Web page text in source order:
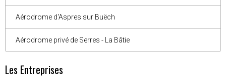
Aérodrome d'Aspres sur Buëch
Aérodrome privé de Serres - La Bâtie
Les Entreprises